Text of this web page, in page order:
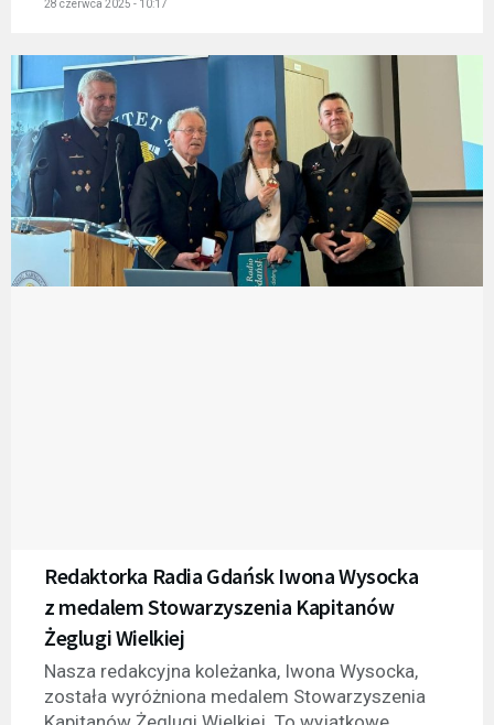
28 czerwca 2025 - 10:17
Redaktorka Radia Gdańsk Iwona Wysocka
z medalem Stowarzyszenia Kapitanów
Żeglugi Wielkiej
Nasza redakcyjna koleżanka, Iwona Wysocka,
została wyróżniona medalem Stowarzyszenia